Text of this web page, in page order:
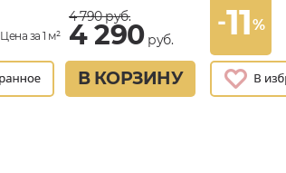
Цена за 1 м²
4 790руб.
4 290руб.
В КОРЗИНУ
-11%